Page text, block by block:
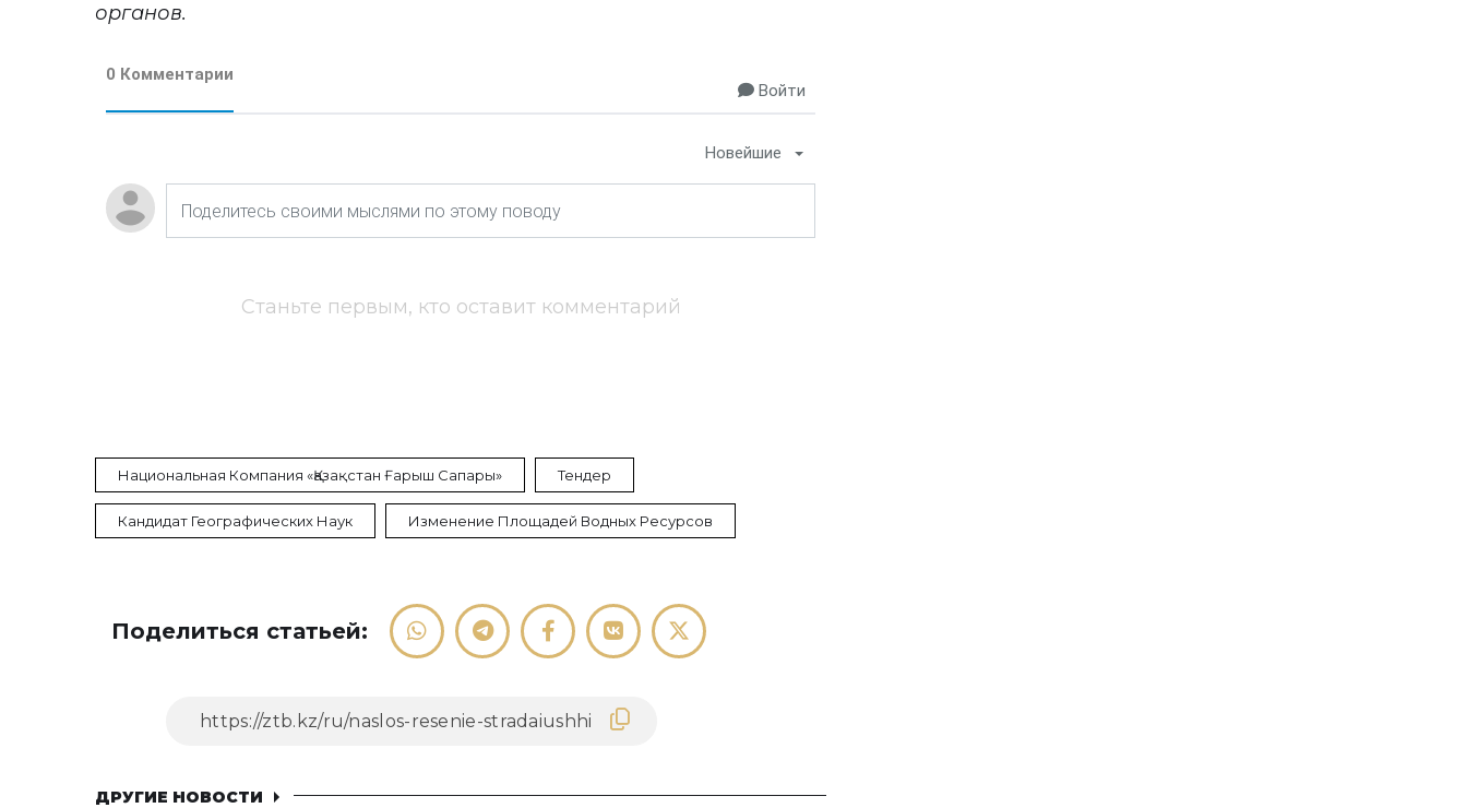
органов.
0 Комментарии
Войти
Новейшие
Станьте первым, кто оставит комментарий
Национальная Компания «Қазақстан Ғарыш Сапары» Тендер
Кандидат Географических Наук Изменение Площадей Водных Ресурсов
Поделиться статьей:
ДРУГИЕ НОВОСТИ